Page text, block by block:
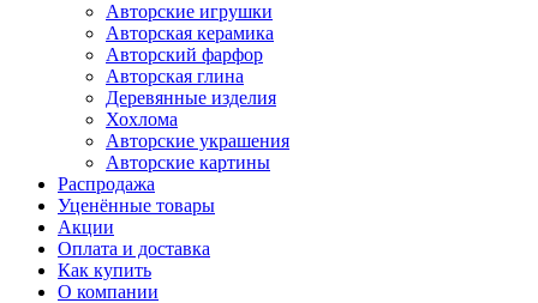
Авторские игрушки
Авторская керамика
Авторский фарфор
Авторская глина
Деревянные изделия
Хохлома
Авторские украшения
Авторские картины
Распродажа
Уценённые товары
Акции
Оплата и доставка
Как купить
О компании